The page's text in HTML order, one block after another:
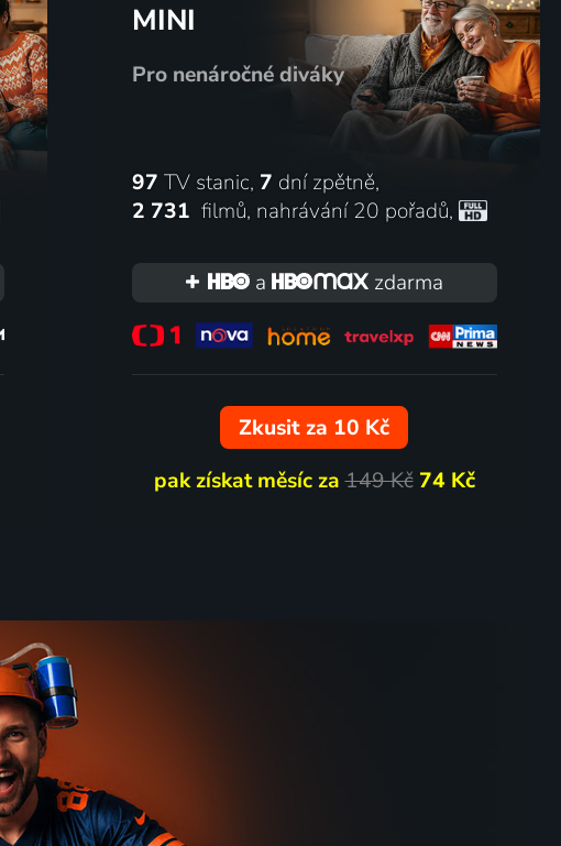
MINI
Pro nenáročné diváky
97 TV stanic, 7 dní zpětně,
2 731 filmů, nahrávání 20 pořadů,
a zdarma
Zkusit za 10 Kč
pak získat měsíc za149 Kč 74 Kč